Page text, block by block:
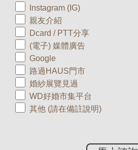
Instagram (IG)
親友介紹
Dcard / PTT分享
(電子) 媒體廣告
Google
路過HAUS門市
婚紗展覽見過
WD好婚市集平台
其他 (請在備註說明)